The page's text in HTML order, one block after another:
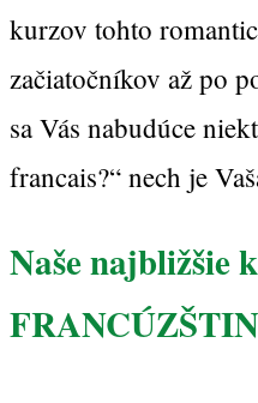
kurzov tohto
začiatočníkov až po
sa Vás nabudúce
francais?“ nech je
Naše najbližšie